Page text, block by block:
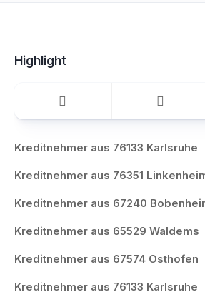
Highlight
Kreditnehmer aus 76133 Karlsruhe
Kreditnehmer aus 76351
Kreditnehmer aus 67240
Kreditnehmer aus 65529 Waldems
Kreditnehmer aus 67574 Osthofen
Kreditnehmer aus 76133 Karlsruhe